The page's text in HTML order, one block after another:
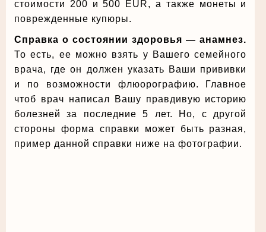
стоимости 200 и 500 EUR, а также монеты и
поврежденные купюры.
Справка о состоянии здоровья — анамнез.
То есть, ее можно взять у Вашего семейного
врача, где он должен указать Ваши прививки
и по возможности флюорографию. Главное
чтоб врач написал Вашу правдивую историю
болезней за последние 5 лет. Но, с другой
стороны форма справки может быть разная,
пример данной справки ниже на фотографии.